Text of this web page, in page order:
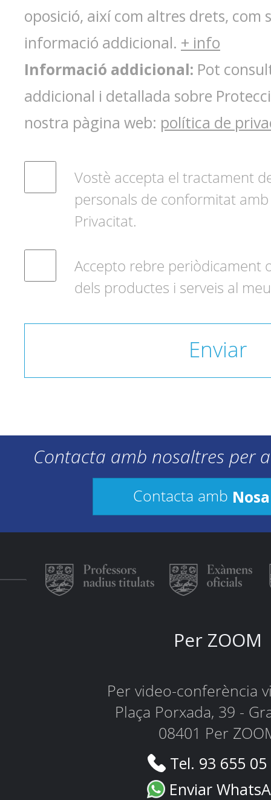
oposició, així com altres drets, com
informació addicional. + info
Informació addicional: Pot
addicional i detallada sobre
nostra pàgina web: política de
Vostè accepta el tractament
personals de conformitat
Privacitat.
Accepto rebre periòdicament
dels productes i serveis al
Enviar
Contacta amb nosaltres per
Contacta amb
Per ZOOM
Per video-conferència
Plaça Porxada, 39 -
08401 Per
Tel. 93 655
Enviar